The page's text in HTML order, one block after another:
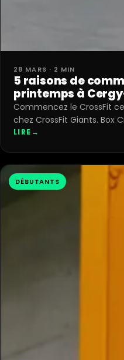
28 MARS · 2 MIN
5 raisons de
printemps à
Commencez le CrossFit
chez CrossFit Giants. Box
LIRE →
DÉBUTANTS